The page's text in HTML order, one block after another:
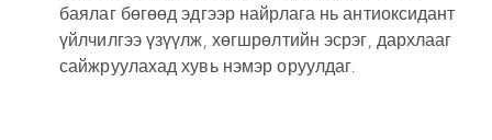
баялаг бөгөөд эдгээр найрлага нь антиоксидант
үйлчилгээ үзүүлж, хөгшрөлтийн эсрэг, дархлааг
сайжруулахад хувь нэмэр оруулдаг.